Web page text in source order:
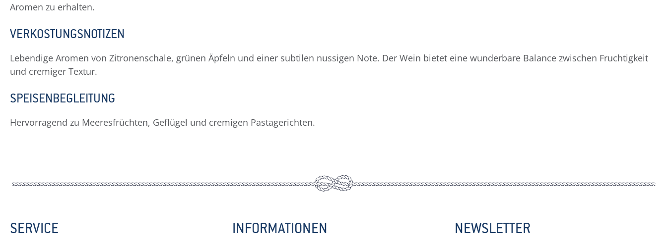
Aromen zu erhalten.
VERKOSTUNGSNOTIZEN
Lebendige Aromen von Zitronenschale, grünen Äpfeln und einer subtilen nussigen Note. Der Wein bietet eine wunderbare Balance zwischen Fruchtigkeit
und cremiger Textur.
SPEISENBEGLEITUNG
Hervorragend zu Meeresfrüchten, Geflügel und cremigen Pastagerichten.
SERVICE INFORMATIONEN NEWSLETTER